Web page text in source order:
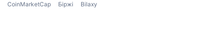
CoinMarketCap Біржі Bilaxy